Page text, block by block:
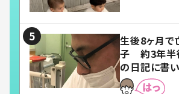
生後8ヶ月で
子 約3年半
の日記に書
とは